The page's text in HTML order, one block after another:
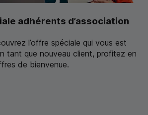
adhérents d’association
l’offre spéciale qui vous est
tant que nouveau client, profitez en
de bienvenue.